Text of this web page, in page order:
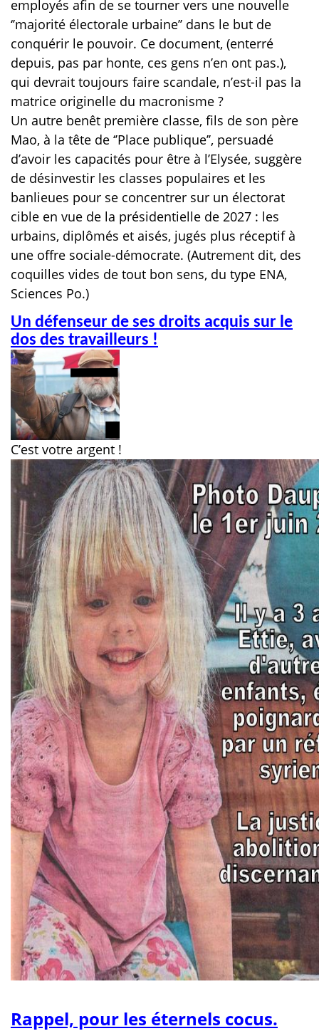
employés afin de se tourner vers une nouvelle
‘’majorité électorale urbaine’’ dans le but de
conquérir le pouvoir. Ce document, (enterré
depuis, pas par honte, ces gens n’en ont pas.),
qui devrait toujours faire scandale, n’est-il pas la
matrice originelle du macronisme ?
Un autre benêt première classe, fils de son père
Mao, à la tête de ‘’Place publique’’, persuadé
d’avoir les capacités pour être à l’Elysée, suggère
de désinvestir les classes populaires et les
banlieues pour se concentrer sur un électorat
cible en vue de la présidentielle de 2027 : les
urbains, diplômés et aisés, jugés plus réceptif à
une offre sociale-démocrate. (Autrement dit, des
coquilles vides de tout bon sens, du type ENA,
Sciences Po.)
Un défenseur de ses droits acquis sur le
dos des travailleurs !
C’est votre argent !
Rappel, pour les éternels cocus.